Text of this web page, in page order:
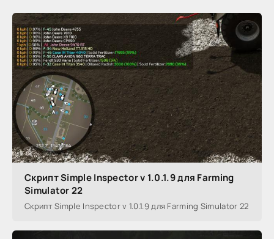
Скрипт Simple Inspector v 1.0.1.9 для Farming
Simulator 22
Скрипт Simple Inspector v 1.0.1.9 для Farming Simulator 22